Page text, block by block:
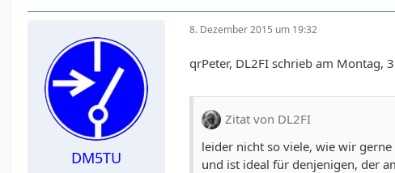
DM5TU
8. Dezember 2015 um 19:32
qrPeter, DL2FI schrieb am Montag,
Zitat von DL2FI
leider nicht so viele, wie wir
und ist ideal für denjenigen, der